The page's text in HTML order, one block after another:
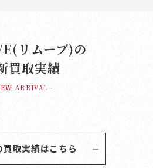
リムーブ)の
買取実績
ARRIVAL -
買取実績はこちら